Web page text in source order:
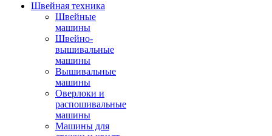
Швейная техника
Швейные
машины
Швейно-
вышивальные
машины
Вышивальные
машины
Оверлоки и
распошивальные
машины
Машины для